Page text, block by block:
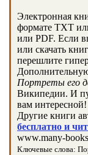
Электронная
формате TXT
или PDF. Если
или скачать
перешлите
Портреты его
Википедии. И
вам интересной!
Другие книги
бесплатно и
www.many-
Ключевые слова: